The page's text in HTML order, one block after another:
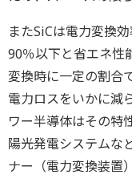
またSiCは電力変換
90％以下と省エネ性
変換時に一定の割合
電力ロスをいかに減
ワー半導体はその特
陽光発電システムな
ナー（電力変換装置